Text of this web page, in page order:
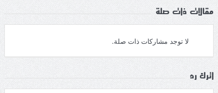
مقالات ذات صلة
لا توجد مشاركات ذات صلة.
اترك رد